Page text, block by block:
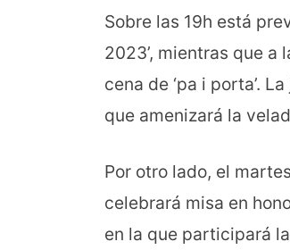
Sobre las 19h está
2023’, mientras que
cena de ‘pa i porta’.
que amenizará la
Por otro lado, el
celebrará misa en
en la que participará